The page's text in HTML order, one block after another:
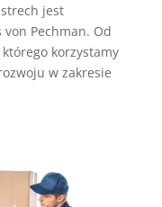
jest
Pechman. Od
korzystamy
w zakresie